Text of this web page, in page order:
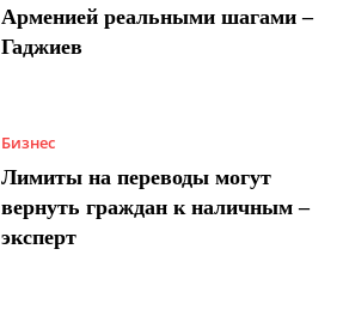
Арменией реальными шагами –
Гаджиев
Бизнес
Лимиты на переводы могут
вернуть граждан к наличным –
эксперт